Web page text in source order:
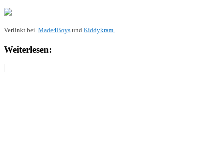
Verlinkt bei Made4Boys und Kiddykram.
Weiterlesen: